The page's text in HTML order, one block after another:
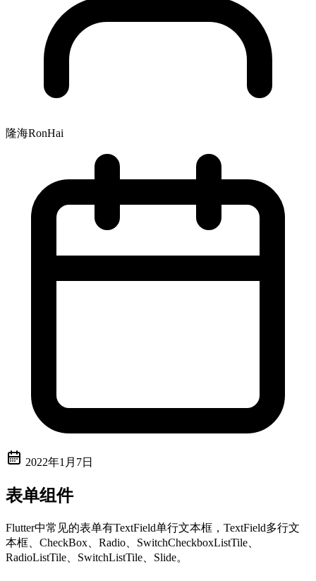
隆海RonHai
2022年1月7日
表单组件
Flutter中常见的表单有TextField单行文本框，TextField多行文
本框、CheckBox、Radio、SwitchCheckboxListTile、
RadioListTile、SwitchListTile、Slide。